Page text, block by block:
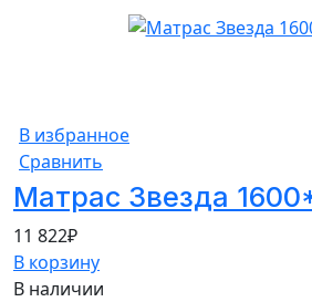
В избранное
Сравнить
Матрас Звезда
11 822₽
В корзину
В наличии